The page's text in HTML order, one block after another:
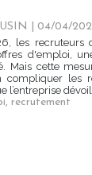
| 04/04/
les recruteurs
d'emploi,
Mais cette
compliquer les
l’entreprise
, recrutement